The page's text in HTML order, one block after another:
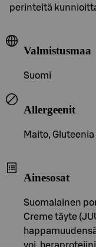
perinteitä
Valmistusmaa
Suomi
Allergeenit
Maito,
Ainesosat
Suomalainen
Creme täyte